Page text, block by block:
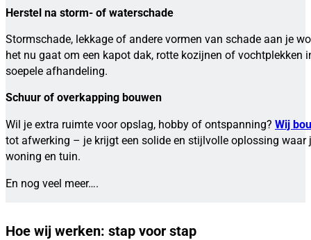
Herstel na storm- of waterschade
Stormschade, lekkage of andere vormen van schade aan je
het nu gaat om een kapot dak, rotte kozijnen of vochtplekken
soepele afhandeling.
Schuur of overkapping bouwen
Wil je extra ruimte voor opslag, hobby of ontspanning? Wij
tot afwerking – je krijgt een solide en stijlvolle oplossing
woning en tuin.
En nog veel meer….
Hoe wij werken: stap voor stap